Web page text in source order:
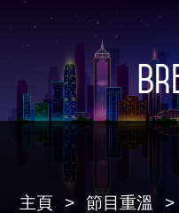
主頁 節目重溫